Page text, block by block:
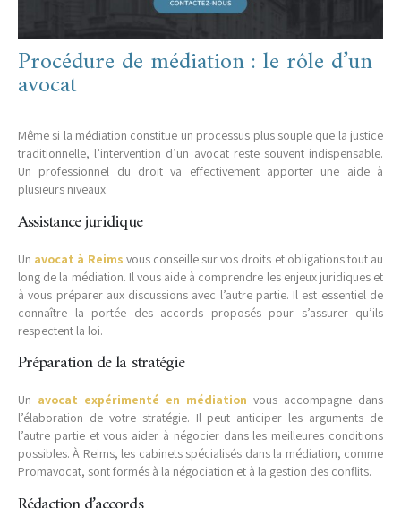
Procédure de médiation : le rôle d’un
avocat
Même si la médiation constitue un processus plus souple que la justice
traditionnelle, l’intervention d’un avocat reste souvent indispensable.
Un professionnel du droit va effectivement apporter une aide à
plusieurs niveaux.
Assistance juridique
Un avocat à Reims vous conseille sur vos droits et obligations tout au
long de la médiation. Il vous aide à comprendre les enjeux juridiques et
à vous préparer aux discussions avec l’autre partie. Il est essentiel de
connaître la portée des accords proposés pour s’assurer qu’ils
respectent la loi.
Préparation de la stratégie
Un avocat expérimenté en médiation vous accompagne dans
l’élaboration de votre stratégie. Il peut anticiper les arguments de
l’autre partie et vous aider à négocier dans les meilleures conditions
possibles. À Reims, les cabinets spécialisés dans la médiation, comme
Promavocat, sont formés à la négociation et à la gestion des conflits.